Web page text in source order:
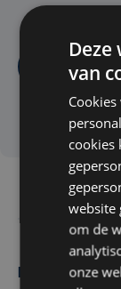
Maak zelf het
van
cookies
website
om de
onze